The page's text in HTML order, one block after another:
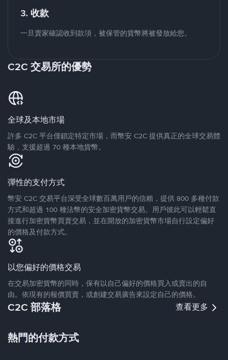
3. 收款
一旦賣家確認收到款項，被保管的貨幣將被發放給您。
C2C 交易所的優勢
全球及本地市場
許多 C2C 平台僅鎖定特定市場，而幣安 C2C 提供真正的全球交易體
驗，支援超過 70 種本地貨幣。
彈性的支付方式
幣安 C2C 交易平台深受全球數百萬用戶的信賴，提供 800 多種付款
方式和超過 100 種法幣的安全加密貨幣交易。用戶彼此可以輕鬆直
接進行加密貨幣買賣交易，並在開放的加密貨幣市場自行設定偏好
的價格及付款方式。
以您偏好的價格交易
在交易加密貨幣的同時，保有以自己偏好的價格買入或賣出的自
由。依現有的報價買賣，或創建交易廣告來設定自己的價格。
C2C 部落格 查看更多
熱門的付款方式